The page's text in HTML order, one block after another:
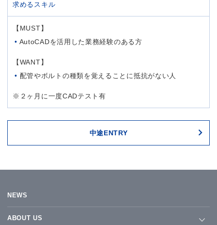
求めるスキル
【MUST】
AutoCADを活用した業務経験のある方
【WANT】
配管やボルトの種類を覚えることに抵抗がない人
※２ヶ月に一度CADテスト有
中途ENTRY
NEWS
ABOUT US